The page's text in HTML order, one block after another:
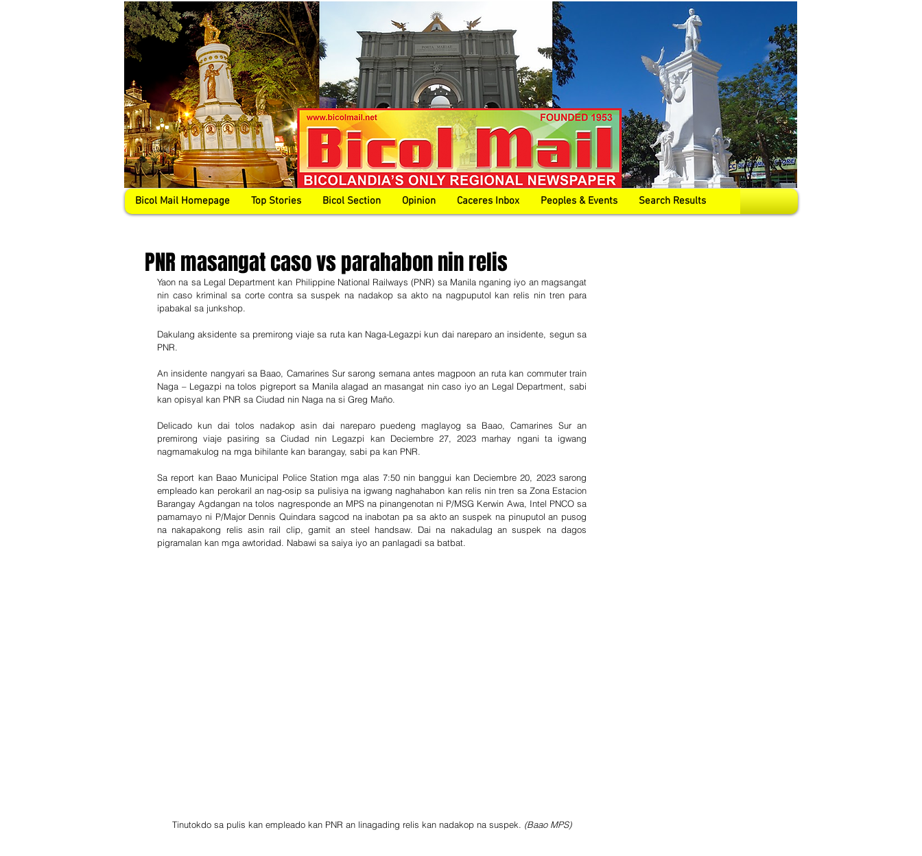
Bicol Mail Homepage Top Stories Bicol Section Opinion Caceres Inbox Peoples & Events Search Results
PNR masangat caso vs parahabon nin relis
Yaon na sa Legal Department kan Philippine National Railways (PNR) sa Manila nganing iyo an magsangat
nin caso kriminal sa corte contra sa suspek na nadakop sa akto na nagpuputol kan relis nin tren para
ipabakal sa junkshop.
Dakulang aksidente sa premirong viaje sa ruta kan Naga-Legazpi kun dai nareparo an insidente, segun sa
PNR.
An insidente nangyari sa Baao, Camarines Sur sarong semana antes magpoon an ruta kan commuter train
Naga – Legazpi na tolos pigreport sa Manila alagad an masangat nin caso iyo an Legal Department, sabi
kan opisyal kan PNR sa Ciudad nin Naga na si Greg Maño.
Delicado kun dai tolos nadakop asin dai nareparo puedeng maglayog sa Baao, Camarines Sur an
premirong viaje pasiring sa Ciudad nin Legazpi kan Deciembre 27, 2023 marhay ngani ta igwang
nagmamakulog na mga bihilante kan barangay, sabi pa kan PNR.
Sa report kan Baao Municipal Police Station mga alas 7:50 nin banggui kan Deciembre 20, 2023 sarong
empleado kan perokaril an nag-osip sa pulisiya na igwang naghahabon kan relis nin tren sa Zona Estacion
Barangay Agdangan na tolos nagresponde an MPS na pinangenotan ni P/MSG Kerwin Awa, Intel PNCO sa
pamamayo ni P/Major Dennis Quindara sagcod na inabotan pa sa akto an suspek na pinuputol an pusog
na nakapakong relis asin rail clip, gamit an steel handsaw. Dai na nakadulag an suspek na dagos
pigramalan kan mga awtoridad. Nabawi sa saiya iyo an panlagadi sa batbat.
Tinutokdo sa pulis kan empleado kan PNR an linagading relis kan nadakop na suspek. (Baao MPS)